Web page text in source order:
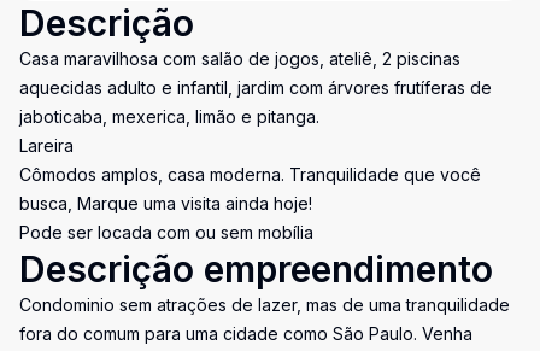
Descrição
Casa maravilhosa com salão de jogos, ateliê, 2 piscinas
aquecidas adulto e infantil, jardim com árvores frutíferas de
jaboticaba, mexerica, limão e pitanga.
Lareira
Cômodos amplos, casa moderna. Tranquilidade que você
busca, Marque uma visita ainda hoje!
Pode ser locada com ou sem mobília
Descrição empreendimento
Condominio sem atrações de lazer, mas de uma tranquilidade
fora do comum para uma cidade como São Paulo. Venha